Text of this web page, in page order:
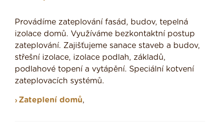
Provádíme zateplování fasád, budov, tepelná
izolace domů. Využíváme bezkontaktní postup
zateplování. Zajišťujeme sanace staveb a budov,
střešní izolace, izolace podlah, základů,
podlahové topení a vytápění. Speciální kotvení
zateplovacích systémů.
Zateplení domů,